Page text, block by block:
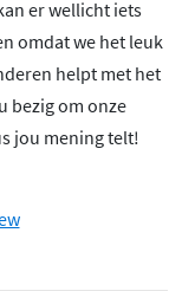
er wellicht iets
omdat we het leuk
helpt met het
bezig om onze
jou mening telt!